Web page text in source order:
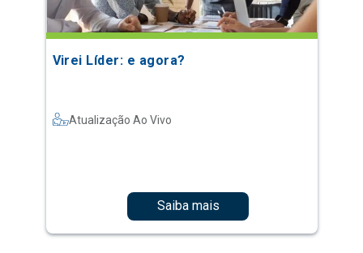
Virei Líder: e agora?
Atualização Ao Vivo
Saiba mais